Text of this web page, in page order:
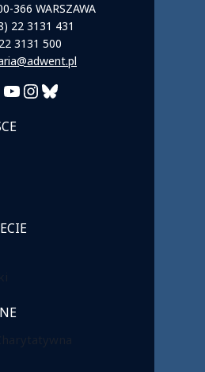
366 WARSZAWA
22 3131 431
3131 500
YouTube
Instagram
Bluesky